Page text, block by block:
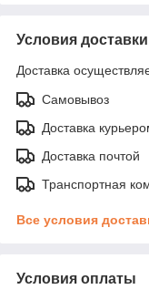
Условия доставки
Доставка
Самовывоз
Доставка
Доставка почтой
Транспортная
Все условия
Условия оплаты